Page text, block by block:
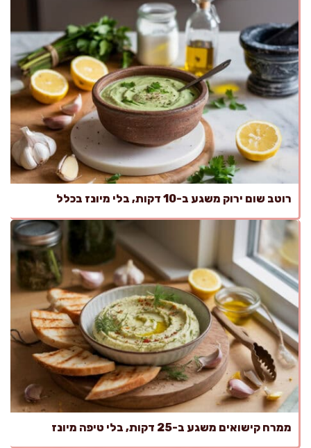
רוטב שום ירוק משגע ב-10 דקות, בלי מיונז בכלל
ממרח קישואים משגע ב-25 דקות, בלי טיפה מיונז